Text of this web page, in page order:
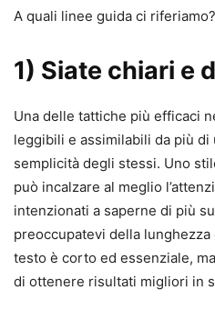
A quali linee guida ci riferiamo?
1) Siate chiari e
Una delle tattiche più efficaci
leggibili e assimilabili da più
semplicità degli stessi. Uno
può incalzare al meglio
intenzionati a saperne di più
preoccupatevi della
testo è corto ed essenziale,
di ottenere risultati migliori in